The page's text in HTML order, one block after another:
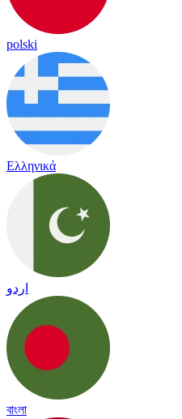
polski
Ελληνικά
اردو
বাংলা